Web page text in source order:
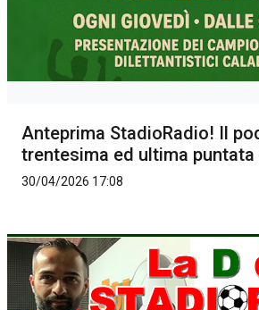
Anteprima StadioRadio! Il
trentesima ed ultima puntata
30/04/2026 17:08